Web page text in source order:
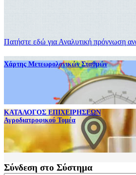
Πατήστε εδώ για Αναλυτική πρόγνωση
Χάρτης Μετεωρολογικών Σταθμών
ΚΑΤΑΛΟΓΟΣ ΕΠΙΧΕΙΡΗΣΕΩΝ
Αγροδιατροφικού Τομέα
Σύνδεση στο Σύστημα